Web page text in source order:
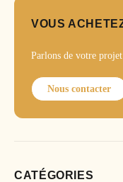
VOUS
Parlons de votre projet
Nous contacter
CATÉGORIES